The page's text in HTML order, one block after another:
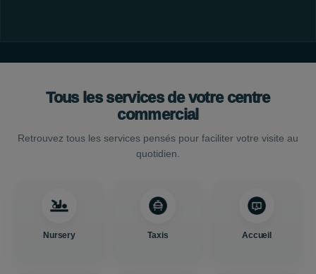
Tous les services de votre centre
commercial
Retrouvez tous les services pensés pour faciliter votre visite au
quotidien.
Nursery Taxis Accueil